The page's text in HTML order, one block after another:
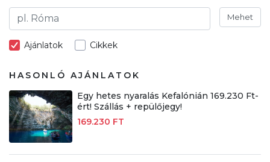
Mehet
Ajánlatok Cikkek
HASONLÓ AJÁNLATOK
Egy hetes nyaralás Kefalónián 169.230 Ft-
ért! Szállás + repülőjegy!
169.230 FT